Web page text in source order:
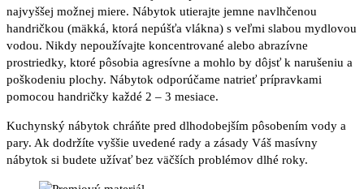
najvyššej možnej miere. Nábytok utierajte jemne navlhčenou
handričkou (mäkká, ktorá nepúšťa vlákna) s veľmi slabou mydlovou
vodou. Nikdy nepoužívajte koncentrované alebo abrazívne
prostriedky, ktoré pôsobia agresívne a mohlo by dôjsť k narušeniu a
poškodeniu plochy. Nábytok odporúčame natrieť prípravkami
pomocou handričky každé 2 – 3 mesiace.
Kuchynský nábytok chráňte pred dlhodobejším pôsobením vody a
pary. Ak dodržíte vyššie uvedené rady a zásady Váš masívny
nábytok si budete užívať bez väčších problémov dlhé roky.